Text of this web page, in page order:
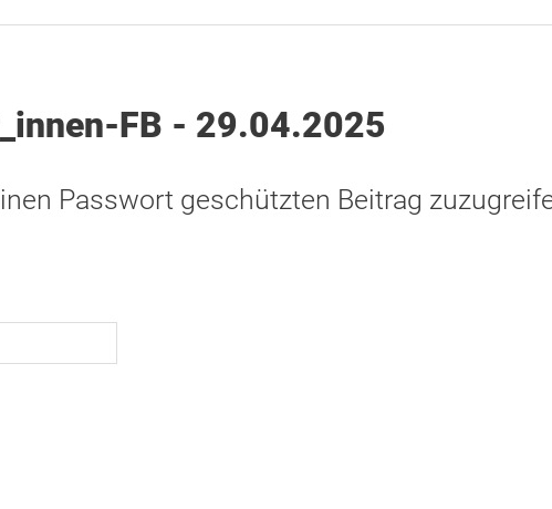
FB - 29.04.2025
Passwort geschützten Beitrag